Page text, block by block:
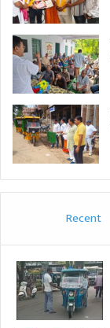
Recent